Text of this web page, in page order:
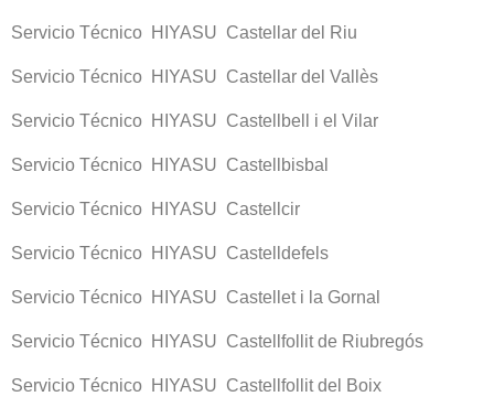
Servicio Técnico HIYASU Castellar del Riu
Servicio Técnico HIYASU Castellar del Vallès
Servicio Técnico HIYASU Castellbell i el Vilar
Servicio Técnico HIYASU Castellbisbal
Servicio Técnico HIYASU Castellcir
Servicio Técnico HIYASU Castelldefels
Servicio Técnico HIYASU Castellet i la Gornal
Servicio Técnico HIYASU Castellfollit de Riubregós
Servicio Técnico HIYASU Castellfollit del Boix